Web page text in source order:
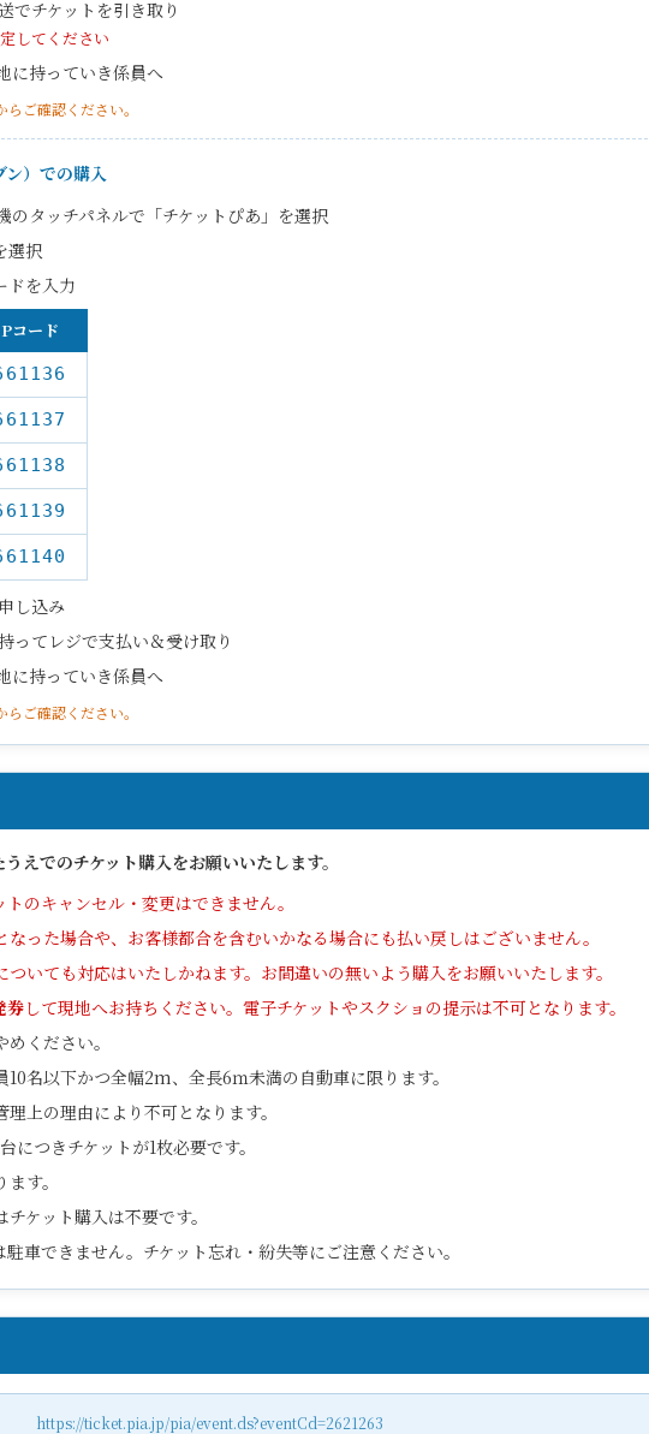
でチケットを引き取り
してください
に持っていき係員へ
らご確認ください。
ン）での購入
のタッチパネルで「チケットぴあ」を選択
選択
ドを入力
Pコード
し込み
ってレジで支払い＆受け取り
に持っていき係員へ
らご確認ください。
えでのチケット購入をお願いいたします。
のキャンセル・変更はできません。
った場合や、お客様都合を含むいかなる場合にも払い戻しはございません。
いても対応はいたしかねます。お間違いの無いよう購入をお願いいたします。
券して現地へお持ちください。電子チケットやスクショの提示は不可となります。
ください。
名以下かつ全幅2m、全長6ｍ未満の自動車に限ります。
上の理由により不可となります。
につきチケットが1枚必要です。
す。
ケット購入は不要です。
車できません。チケット忘れ・紛失等にご注意ください。
https://ticket.pia.jp/pia/event.ds?eventCd=2621263